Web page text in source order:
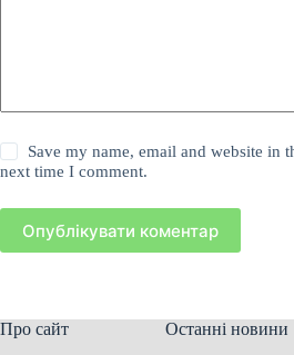
Save my name, email and website in
next time I comment.
Опублікувати коментар
Про сайт
Останні новини